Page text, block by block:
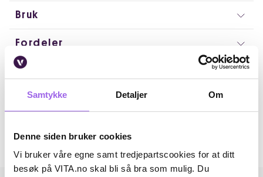
Samtykke Detaljer Om
Denne siden bruker cookies
Vi bruker våre egne samt tredjepartscookies for at ditt
besøk på VITA.no skal bli så bra som mulig. Du
Bruk
Fordeler
Ingredienser
Artikkelnummer: 369807
Andre har også kjøpt..